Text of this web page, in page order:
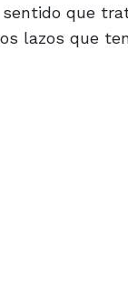
que
lazos que